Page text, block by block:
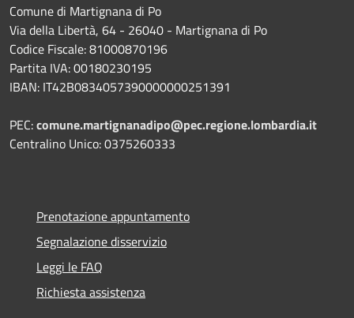
Comune di Martignana di Po
Via della Libertà, 64 - 26040 - Martignana di Po
Codice Fiscale: 81000870196
Partita IVA: 00180230195
IBAN: IT42B0834057390000000251391
PEC:comune.martignanadipo@pec.regione.lombardia.it
Centralino Unico: 0375260333
Prenotazione appuntamento
Segnalazione disservizio
Leggi le FAQ
Richiesta assistenza